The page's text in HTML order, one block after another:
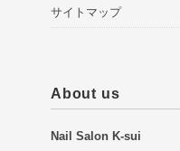
サイトマップ
About us
Nail Salon K-sui